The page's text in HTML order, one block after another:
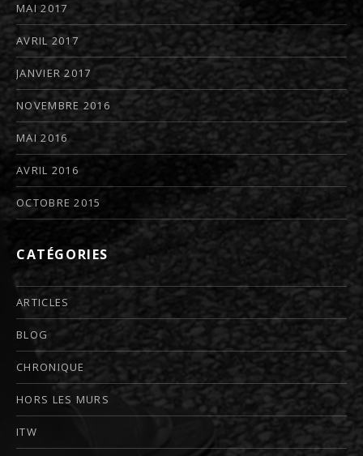
MAI 2017
AVRIL 2017
JANVIER 2017
NOVEMBRE 2016
MAI 2016
AVRIL 2016
OCTOBRE 2015
CATÉGORIES
ARTICLES
BLOG
CHRONIQUE
HORS LES MURS
ITW